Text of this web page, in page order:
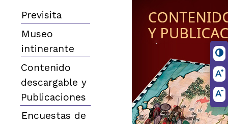
Previsita
Museo
intinerante
Contenido
descargable y
Publicaciones
Encuestas de